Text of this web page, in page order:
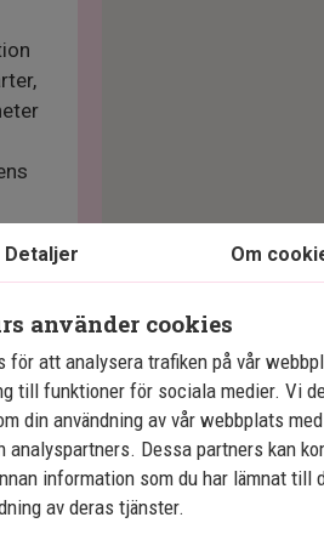
kan
Detaljer Om
använder cookies
för att analysera trafiken på vår
till funktioner för sociala medier. Vi
din användning av vår webbplats
analyspartners. Dessa partners kan
information som du har lämnat till
av deras tjänster.